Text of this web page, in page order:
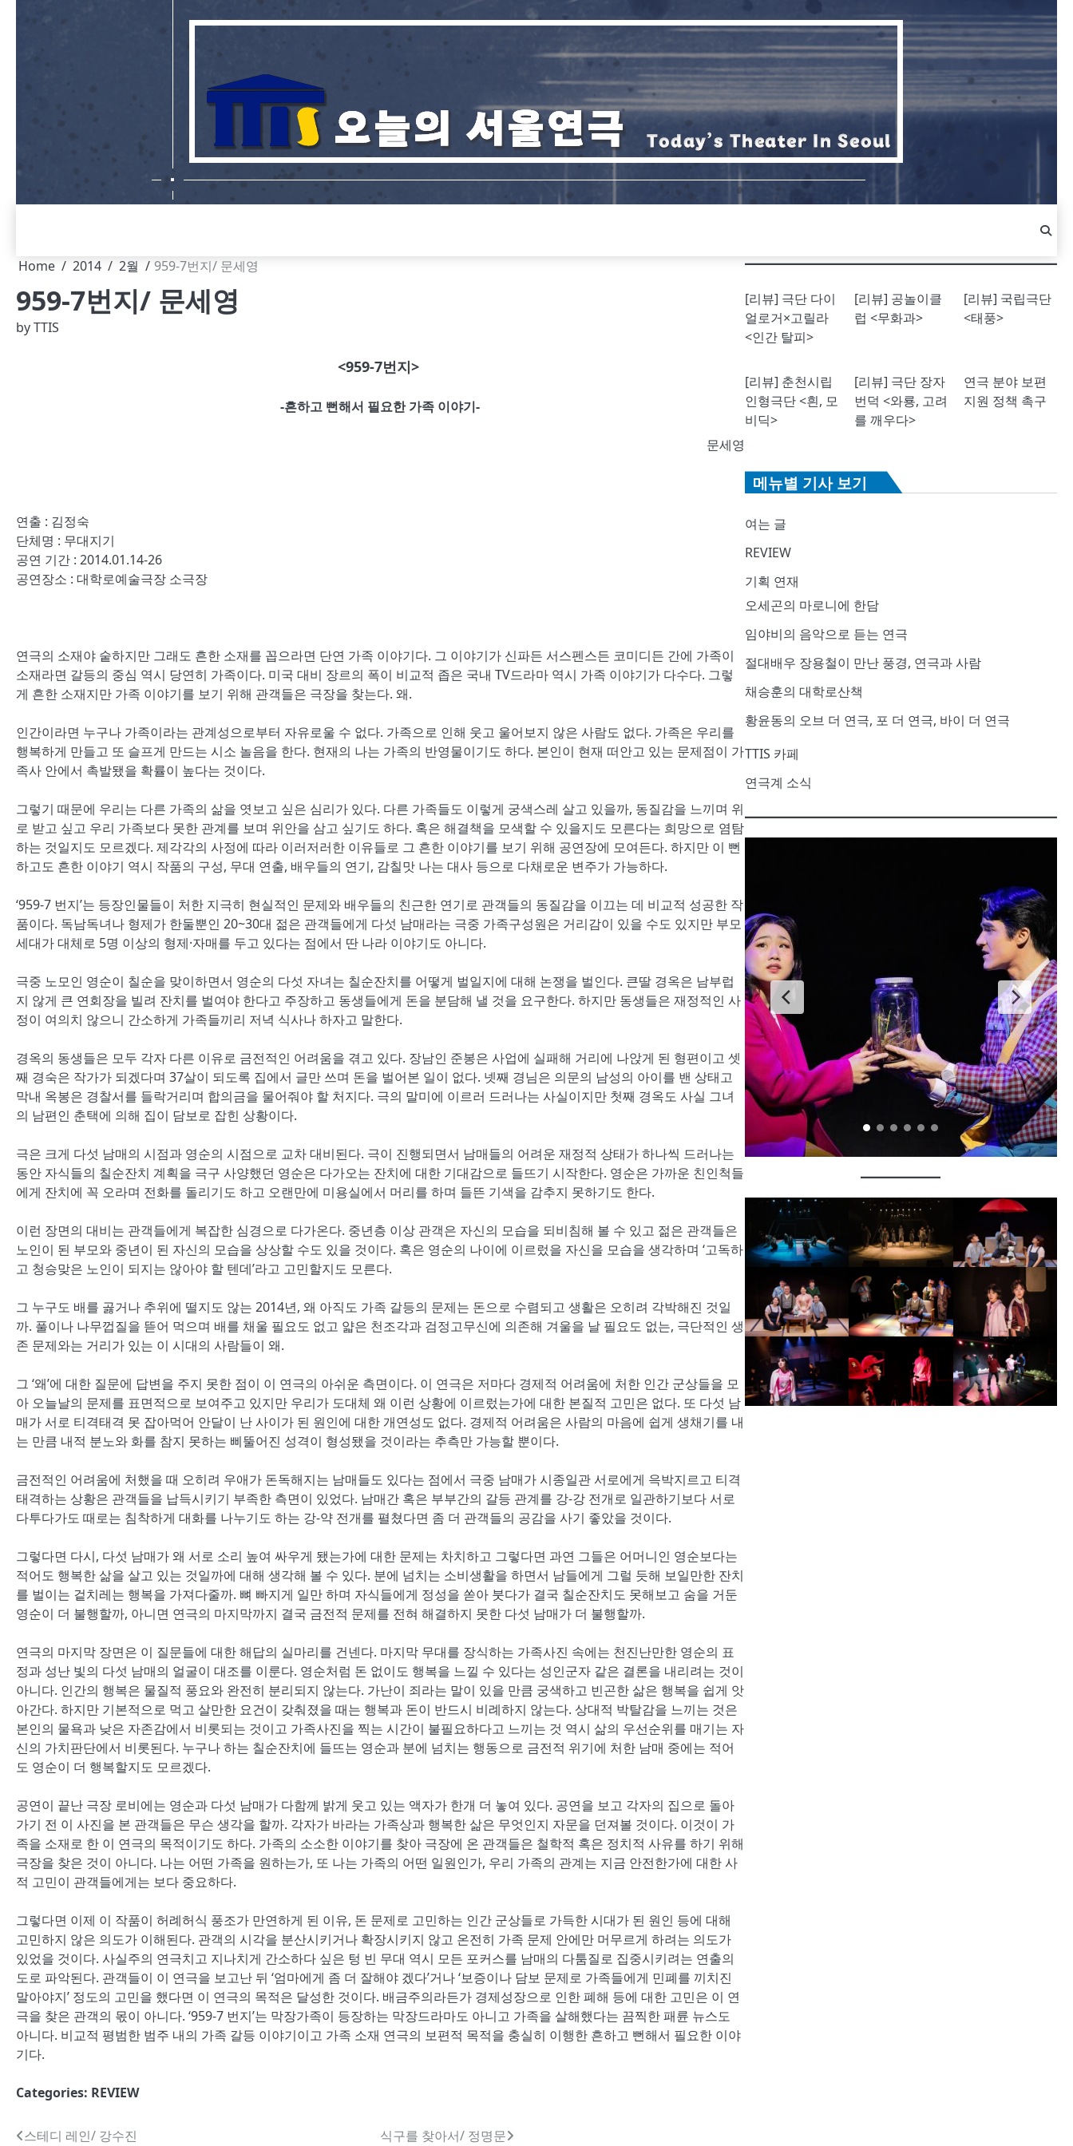
Home 2014 2월 959-7번지/ 문세영
959-7번지/ 문세영
byTTIS
<959-7번지>
-흔하고 뻔해서 필요한 가족 이야기-
문세영
연출 : 김정숙
단체명 : 무대지기
공연 기간 : 2014.01.14-26
공연장소 : 대학로예술극장 소극장
연극의 소재야 숱하지만 그래도 흔한 소재를 꼽으라면 단연 가족 이야기다. 그 이야기가 신파든 서스펜스든 코미디든 간에 가족이
소재라면 갈등의 중심 역시 당연히 가족이다. 미국 대비 장르의 폭이 비교적 좁은 국내 TV드라마 역시 가족 이야기가 다수다. 그렇
게 흔한 소재지만 가족 이야기를 보기 위해 관객들은 극장을 찾는다. 왜.
인간이라면 누구나 가족이라는 관계성으로부터 자유로울 수 없다. 가족으로 인해 웃고 울어보지 않은 사람도 없다. 가족은 우리를
행복하게 만들고 또 슬프게 만드는 시소 놀음을 한다. 현재의 나는 가족의 반영물이기도 하다. 본인이 현재 떠안고 있는 문제점이 가
족사 안에서 촉발됐을 확률이 높다는 것이다.
그렇기 때문에 우리는 다른 가족의 삶을 엿보고 싶은 심리가 있다. 다른 가족들도 이렇게 궁색스레 살고 있을까, 동질감을 느끼며 위
로 받고 싶고 우리 가족보다 못한 관계를 보며 위안을 삼고 싶기도 하다. 혹은 해결책을 모색할 수 있을지도 모른다는 희망으로 염탐
하는 것일지도 모르겠다. 제각각의 사정에 따라 이러저러한 이유들로 그 흔한 이야기를 보기 위해 공연장에 모여든다. 하지만 이 뻔
하고도 흔한 이야기 역시 작품의 구성, 무대 연출, 배우들의 연기, 감칠맛 나는 대사 등으로 다채로운 변주가 가능하다.
‘959-7 번지’는 등장인물들이 처한 지극히 현실적인 문제와 배우들의 친근한 연기로 관객들의 동질감을 이끄는 데 비교적 성공한 작
품이다. 독남독녀나 형제가 한둘뿐인 20~30대 젊은 관객들에게 다섯 남매라는 극중 가족구성원은 거리감이 있을 수도 있지만 부모
세대가 대체로 5명 이상의 형제·자매를 두고 있다는 점에서 딴 나라 이야기도 아니다.
극중 노모인 영순이 칠순을 맞이하면서 영순의 다섯 자녀는 칠순잔치를 어떻게 벌일지에 대해 논쟁을 벌인다. 큰딸 경옥은 남부럽
지 않게 큰 연회장을 빌려 잔치를 벌여야 한다고 주장하고 동생들에게 돈을 분담해 낼 것을 요구한다. 하지만 동생들은 재정적인 사
정이 여의치 않으니 간소하게 가족들끼리 저녁 식사나 하자고 말한다.
경옥의 동생들은 모두 각자 다른 이유로 금전적인 어려움을 겪고 있다. 장남인 준봉은 사업에 실패해 거리에 나앉게 된 형편이고 셋
째 경숙은 작가가 되겠다며 37살이 되도록 집에서 글만 쓰며 돈을 벌어본 일이 없다. 넷째 경님은 의문의 남성의 아이를 밴 상태고
막내 옥봉은 경찰서를 들락거리며 합의금을 물어줘야 할 처지다. 극의 말미에 이르러 드러나는 사실이지만 첫째 경옥도 사실 그녀
의 남편인 춘택에 의해 집이 담보로 잡힌 상황이다.
극은 크게 다섯 남매의 시점과 영순의 시점으로 교차 대비된다. 극이 진행되면서 남매들의 어려운 재정적 상태가 하나씩 드러나는
동안 자식들의 칠순잔치 계획을 극구 사양했던 영순은 다가오는 잔치에 대한 기대감으로 들뜨기 시작한다. 영순은 가까운 친인척들
에게 잔치에 꼭 오라며 전화를 돌리기도 하고 오랜만에 미용실에서 머리를 하며 들뜬 기색을 감추지 못하기도 한다.
이런 장면의 대비는 관객들에게 복잡한 심경으로 다가온다. 중년층 이상 관객은 자신의 모습을 되비침해 볼 수 있고 젊은 관객들은
노인이 된 부모와 중년이 된 자신의 모습을 상상할 수도 있을 것이다. 혹은 영순의 나이에 이르렀을 자신을 모습을 생각하며 ‘고독하
고 청승맞은 노인이 되지는 않아야 할 텐데’라고 고민할지도 모른다.
그 누구도 배를 곯거나 추위에 떨지도 않는 2014년, 왜 아직도 가족 갈등의 문제는 돈으로 수렴되고 생활은 오히려 각박해진 것일
까. 풀이나 나무껍질을 뜯어 먹으며 배를 채울 필요도 없고 얇은 천조각과 검정고무신에 의존해 겨울을 날 필요도 없는, 극단적인 생
존 문제와는 거리가 있는 이 시대의 사람들이 왜.
그 ‘왜’에 대한 질문에 답변을 주지 못한 점이 이 연극의 아쉬운 측면이다. 이 연극은 저마다 경제적 어려움에 처한 인간 군상들을 모
아 오늘날의 문제를 표면적으로 보여주고 있지만 우리가 도대체 왜 이런 상황에 이르렀는가에 대한 본질적 고민은 없다. 또 다섯 남
매가 서로 티격태격 못 잡아먹어 안달이 난 사이가 된 원인에 대한 개연성도 없다. 경제적 어려움은 사람의 마음에 쉽게 생채기를 내
는 만큼 내적 분노와 화를 참지 못하는 삐뚤어진 성격이 형성됐을 것이라는 추측만 가능할 뿐이다.
금전적인 어려움에 처했을 때 오히려 우애가 돈독해지는 남매들도 있다는 점에서 극중 남매가 시종일관 서로에게 윽박지르고 티격
태격하는 상황은 관객들을 납득시키기 부족한 측면이 있었다. 남매간 혹은 부부간의 갈등 관계를 강-강 전개로 일관하기보다 서로
다투다가도 때로는 침착하게 대화를 나누기도 하는 강-약 전개를 펼쳤다면 좀 더 관객들의 공감을 사기 좋았을 것이다.
그렇다면 다시, 다섯 남매가 왜 서로 소리 높여 싸우게 됐는가에 대한 문제는 차치하고 그렇다면 과연 그들은 어머니인 영순보다는
적어도 행복한 삶을 살고 있는 것일까에 대해 생각해 볼 수 있다. 분에 넘치는 소비생활을 하면서 남들에게 그럴 듯해 보일만한 잔치
를 벌이는 겉치레는 행복을 가져다줄까. 뼈 빠지게 일만 하며 자식들에게 정성을 쏟아 붓다가 결국 칠순잔치도 못해보고 숨을 거둔
영순이 더 불행할까, 아니면 연극의 마지막까지 결국 금전적 문제를 전혀 해결하지 못한 다섯 남매가 더 불행할까.
연극의 마지막 장면은 이 질문들에 대한 해답의 실마리를 건넨다. 마지막 무대를 장식하는 가족사진 속에는 천진난만한 영순의 표
정과 성난 빛의 다섯 남매의 얼굴이 대조를 이룬다. 영순처럼 돈 없이도 행복을 느낄 수 있다는 성인군자 같은 결론을 내리려는 것이
아니다. 인간의 행복은 물질적 풍요와 완전히 분리되지 않는다. 가난이 죄라는 말이 있을 만큼 궁색하고 빈곤한 삶은 행복을 쉽게 앗
아간다. 하지만 기본적으로 먹고 살만한 요건이 갖춰졌을 때는 행복과 돈이 반드시 비례하지 않는다. 상대적 박탈감을 느끼는 것은
본인의 물욕과 낮은 자존감에서 비롯되는 것이고 가족사진을 찍는 시간이 불필요하다고 느끼는 것 역시 삶의 우선순위를 매기는 자
신의 가치판단에서 비롯된다. 누구나 하는 칠순잔치에 들뜨는 영순과 분에 넘치는 행동으로 금전적 위기에 처한 남매 중에는 적어
도 영순이 더 행복할지도 모르겠다.
공연이 끝난 극장 로비에는 영순과 다섯 남매가 다함께 밝게 웃고 있는 액자가 한개 더 놓여 있다. 공연을 보고 각자의 집으로 돌아
가기 전 이 사진을 본 관객들은 무슨 생각을 할까. 각자가 바라는 가족상과 행복한 삶은 무엇인지 자문을 던져볼 것이다. 이것이 가
족을 소재로 한 이 연극의 목적이기도 하다. 가족의 소소한 이야기를 찾아 극장에 온 관객들은 철학적 혹은 정치적 사유를 하기 위해
극장을 찾은 것이 아니다. 나는 어떤 가족을 원하는가, 또 나는 가족의 어떤 일원인가, 우리 가족의 관계는 지금 안전한가에 대한 사
적 고민이 관객들에게는 보다 중요하다.
그렇다면 이제 이 작품이 허례허식 풍조가 만연하게 된 이유, 돈 문제로 고민하는 인간 군상들로 가득한 시대가 된 원인 등에 대해
고민하지 않은 의도가 이해된다. 관객의 시각을 분산시키거나 확장시키지 않고 온전히 가족 문제 안에만 머무르게 하려는 의도가
있었을 것이다. 사실주의 연극치고 지나치게 간소하다 싶은 텅 빈 무대 역시 모든 포커스를 남매의 다툼질로 집중시키려는 연출의
도로 파악된다. 관객들이 이 연극을 보고난 뒤 ‘엄마에게 좀 더 잘해야 겠다’거나 ‘보증이나 담보 문제로 가족들에게 민폐를 끼치진
말아야지’ 정도의 고민을 했다면 이 연극의 목적은 달성한 것이다. 배금주의라든가 경제성장으로 인한 폐해 등에 대한 고민은 이 연
극을 찾은 관객의 몫이 아니다. ‘959-7 번지’는 막장가족이 등장하는 막장드라마도 아니고 가족을 살해했다는 끔찍한 패륜 뉴스도
아니다. 비교적 평범한 범주 내의 가족 갈등 이야기이고 가족 소재 연극의 보편적 목적을 충실히 이행한 흔하고 뻔해서 필요한 이야
기다.
Categories: REVIEW
글스테디 레인/ 강수진 식구를 찾아서/ 정명문
[리뷰] 극단 다이
얼로거×고릴라
<인간 탈피>
[리뷰] 공놀이클
럽 <무화과>
[리뷰] 국립극단
<태풍>
[리뷰] 춘천시립
인형극단 <흰, 모
비딕>
[리뷰] 극단 장자
번덕 <와룡, 고려
를 깨우다>
연극 분야 보편
지원 정책 촉구
메뉴별 기사 보기
여는 글
REVIEW
기획 연재
오세곤의 마로니에 한담
임야비의 음악으로 듣는 연극
절대배우 장용철이 만난 풍경, 연극과 사람
채승훈의 대학로산책
황윤동의 오브 더 연극, 포 더 연극, 바이 더 연극
TTIS 카페
연극계 소식